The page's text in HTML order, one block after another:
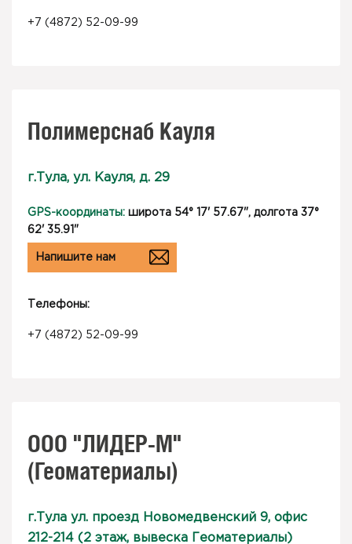
+7 (4872) 52-09-99
Полимерснаб Кауля
г.Тула, ул. Кауля, д. 29
GPS-координаты: широта 54° 17' 57.67", долгота 37°
62' 35.91"
Напишите нам
Телефоны:
+7 (4872) 52-09-99
ООО "ЛИДЕР-М"
(Геоматериалы)
г.Тула ул. проезд Новомедвенский 9, офис
212-214 (2 этаж, вывеска Геоматериалы)